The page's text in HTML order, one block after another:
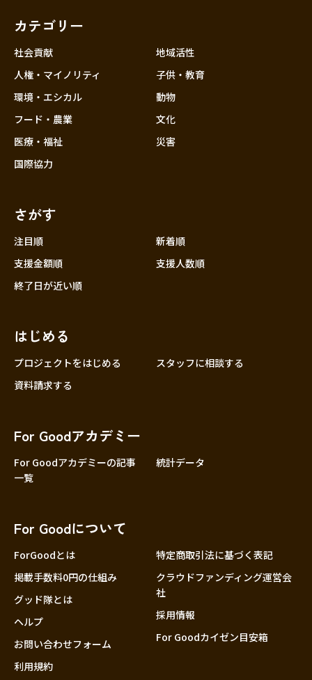
近畿
中国
大分
カテゴリー
社会貢献
人権・マイノリティ
環境・エシカル
フード・農業
医療・福祉
国際協力
地域活性
子供・教育
動物
文化
災害
さがす
注目順
新着順
支援金額順
支援人数順
終了日が近い順
はじめる
プロジェクトをはじめる
スタッフに相談する
資料請求する
For Goodアカデミー
For Goodアカデミーの記事
一覧
統計データ
For Goodについて
ForGoodとは
掲載手数料0円の仕組み
グッド隊とは
ヘルプ
お問い合わせフォーム
利用規約
特定商取引法に基づく表記
クラウドファンディング運営会
社
採用情報
For Goodカイゼン目安箱